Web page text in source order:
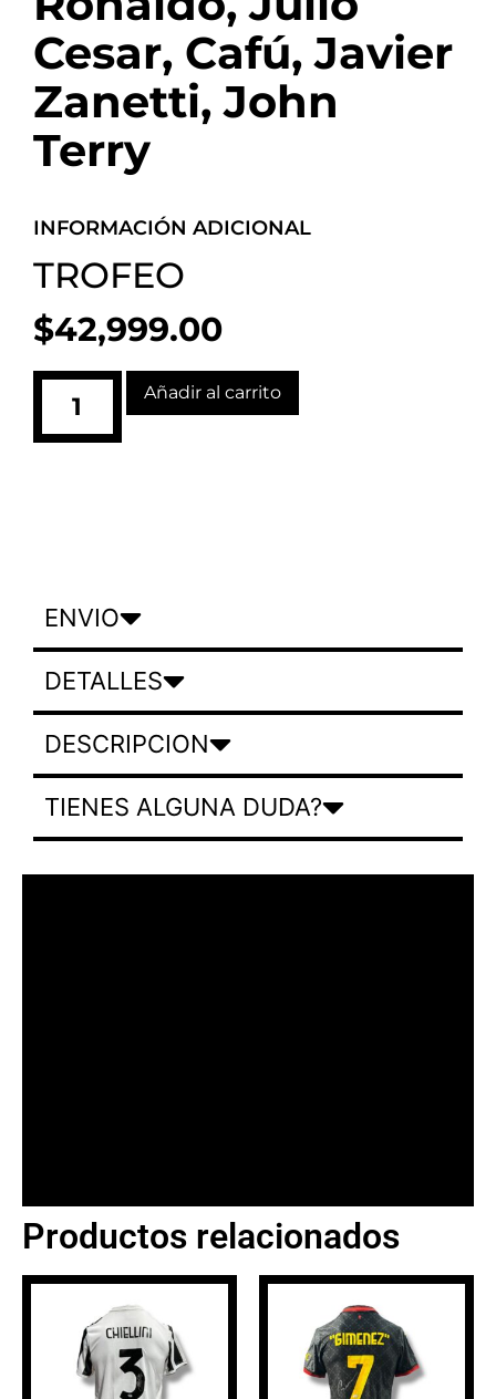
Cesar, Cafú, Javier
Zanetti, John
Terry
INFORMACIÓN ADICIONAL
TROFEO
$42,999.00
Añadir al carrito
ENVIO
DETALLES
DESCRIPCION
TIENES ALGUNA DUDA?
BANNER CON
PROMOCIONES 1
Productos relacionados